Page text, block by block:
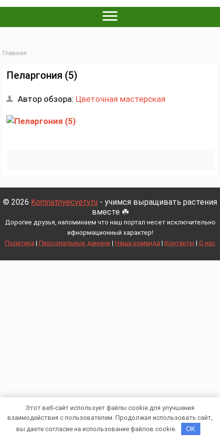
Главная
Пеларгония (5)
Автор обзора: Цветочная мастерская
© 2026 Komnatnyecvety.ru - учимся выращивать растения
вместе ☘️
Дорогие друзья, напоминаем что наш портал несет исключительно
ифнормационный характер!
Политика | Персональные данные | Наша команда | Контакты | О нас
Этот веб-сайт использует файлы cookie для улучшения
взаимодействия с пользователем. Продолжая использовать сайт,
вы даете согласие на использование файлов cookie.
OK